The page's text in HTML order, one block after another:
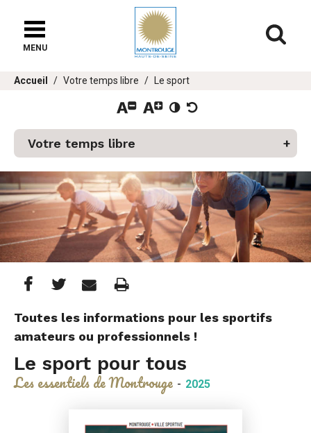
chat
MENU
Vous
Accueil Votre temps libre Le sport
Votre temps libre
Partager
cette
page
sur
Partager
cette
page
sur
Partager
cette
page
par
mail
Imprimer
Toutes les informations pour les sportifs
amateurs ou professionnels !
Le sport pour tous
Les essentiels de Montrouge - 2025